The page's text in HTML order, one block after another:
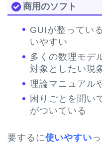
商用のソフト
GUIが整ってい
いやすい
多くの数理モデ
対象としたい現
理論マニュアル
困りごとを聞い
がついている
要するに使いやすい